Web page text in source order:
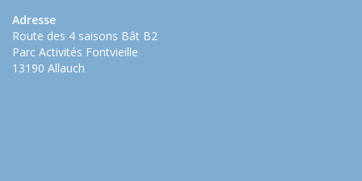
Adresse
Route des 4 saisons Bât B2
Parc Activités Fontvieille
13190 Allauch